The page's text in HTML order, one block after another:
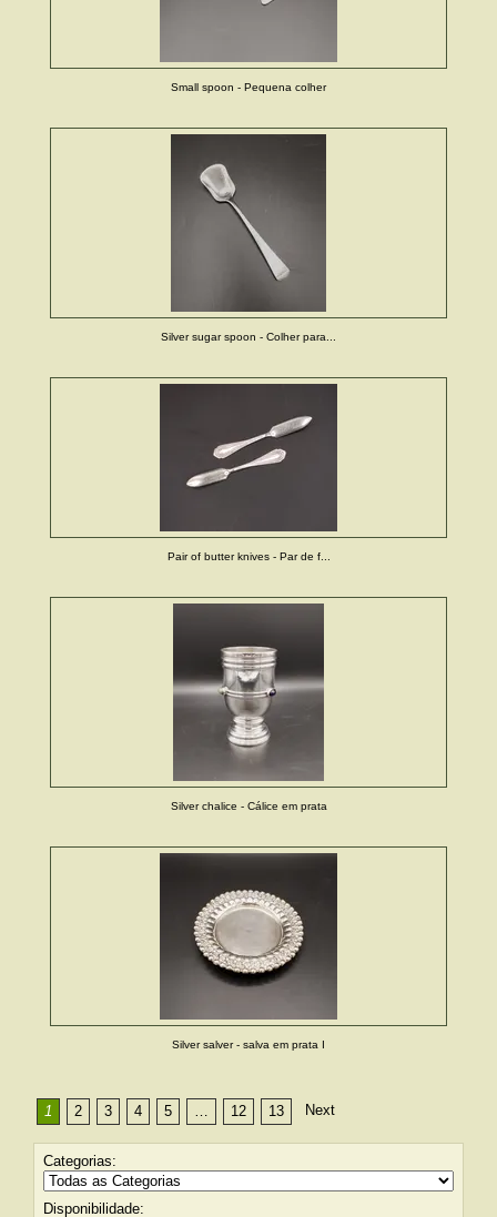
Small spoon - Pequena colher
Silver sugar spoon - Colher para...
Pair of butter knives - Par de f...
Silver chalice - Cálice em prata
Silver salver - salva em prata I
1 2 3 4 5 12 13 Next
Categorias:
Disponibilidade: